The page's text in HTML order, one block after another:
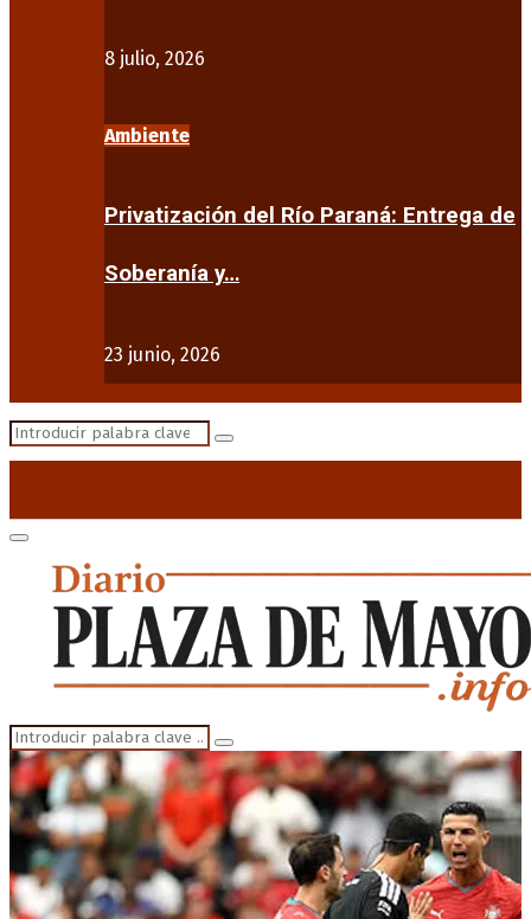
8 julio, 2026
Ambiente
Privatización del Río Paraná: Entrega de
Soberanía y…
23 junio, 2026
Search
Search
Primary
Menu
Search
for:
Search